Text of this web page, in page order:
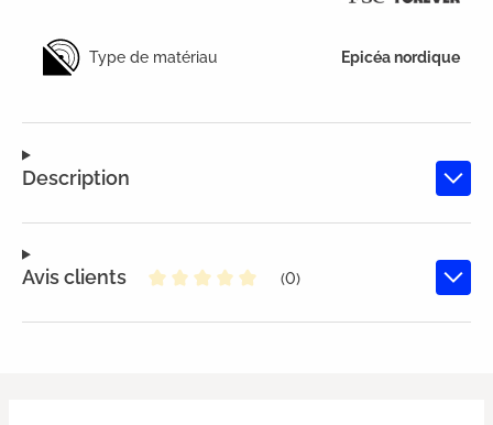
Description
Avis clients
(0)
Type de matériau Epicéa nordique